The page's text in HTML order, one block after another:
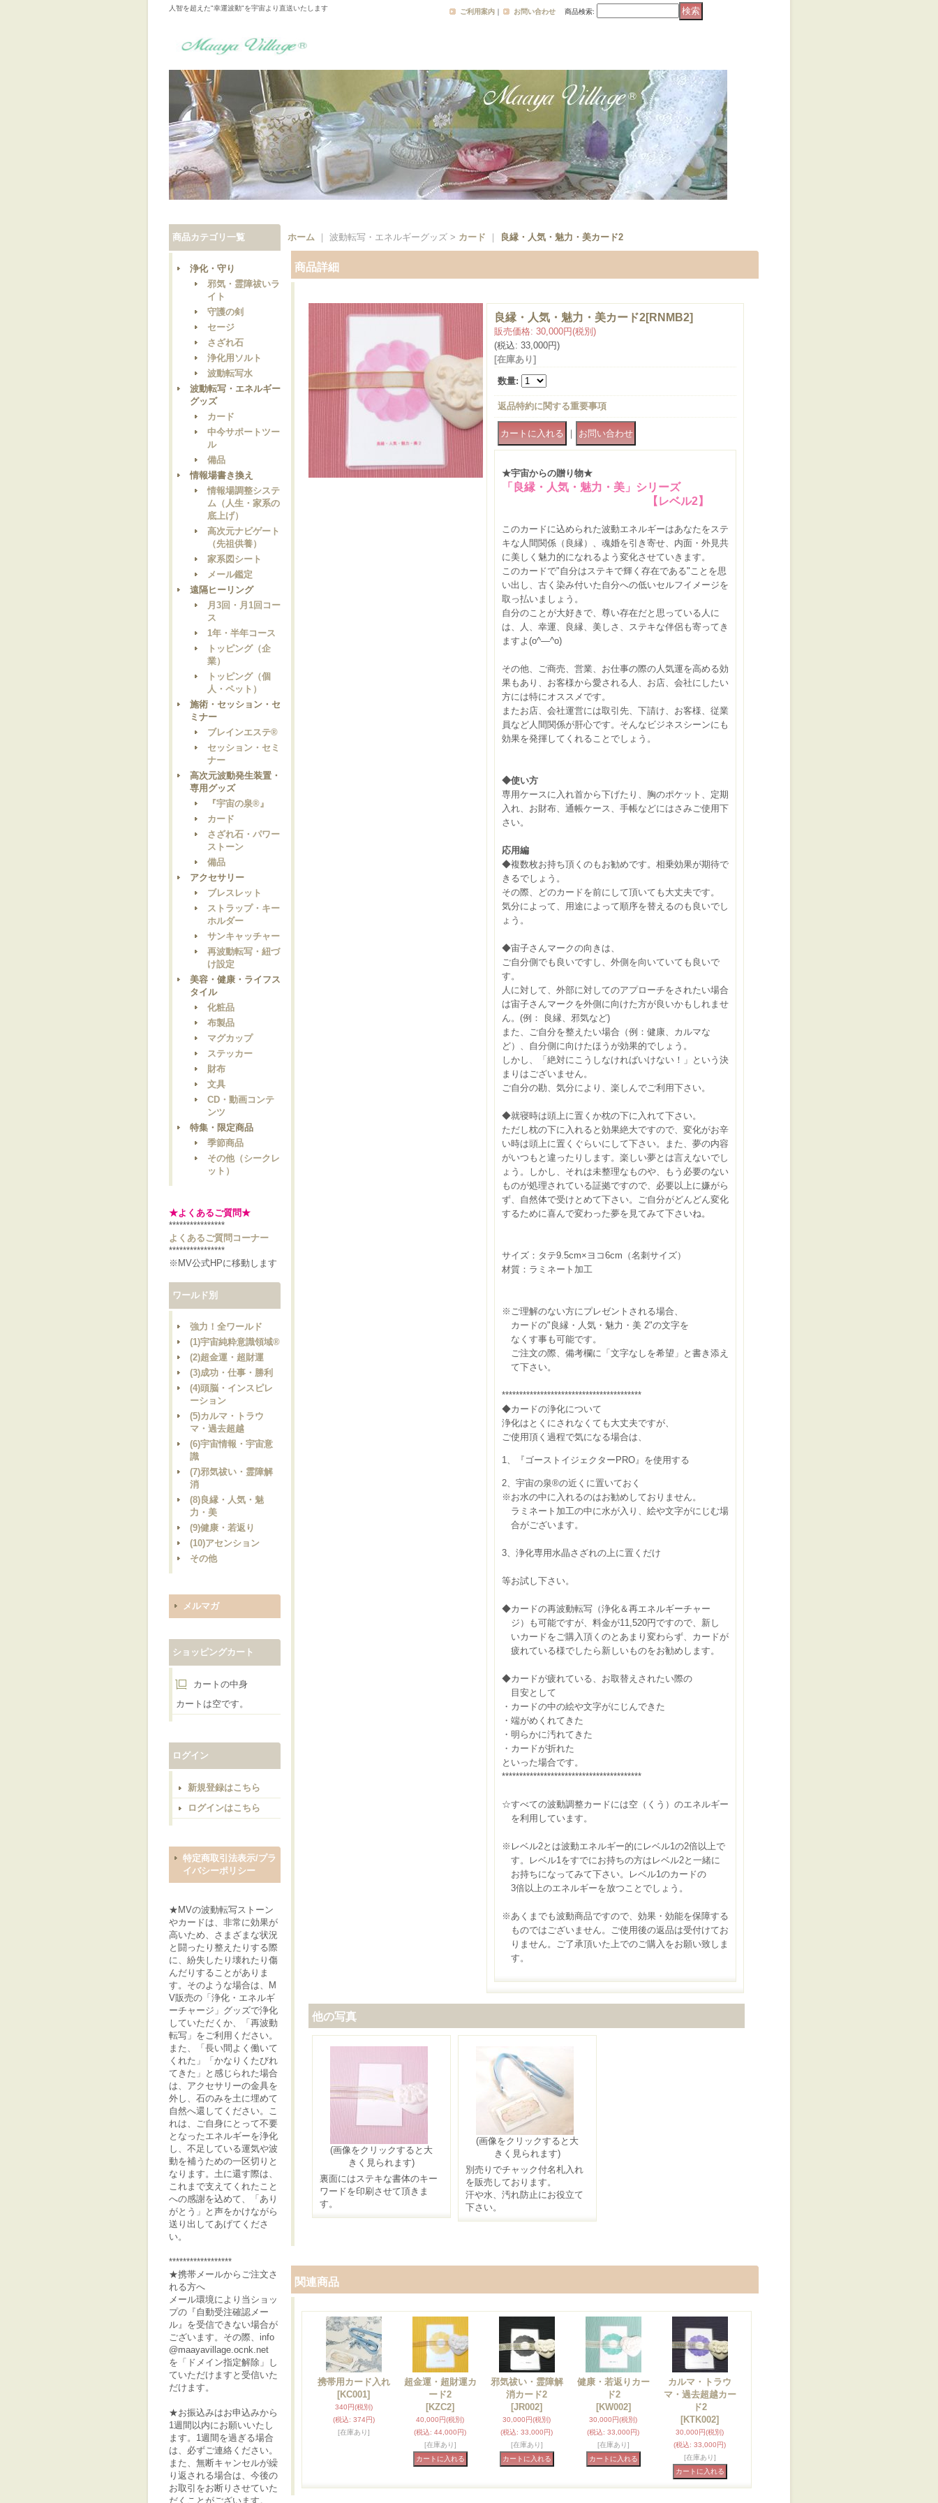
人智を超えた"幸運波動"を宇宙より直送いたします ご利用案内 ｜ お問い合わせ 商品検索:
商品カテゴリ一覧
浄化・守り
邪気・霊障祓いラ
イト
守護の剣
セージ
さざれ石
浄化用ソルト
波動転写水
波動転写・エネルギー
グッズ
カード
中今サポートツー
ル
備品
情報場書き換え
情報場調整システ
ム（人生・家系の
底上げ）
高次元ナビゲート
（先祖供養）
家系図シート
メール鑑定
遠隔ヒーリング
月3回・月1回コー
ス
1年・半年コース
トッピング（企
業）
トッピング（個
人・ペット）
施術・セッション・セ
ミナー
ブレインエステ®
セッション・セミ
ナー
高次元波動発生装置・
専用グッズ
『宇宙の泉®』
カード
さざれ石・パワー
ストーン
備品
アクセサリー
ブレスレット
ストラップ・キー
ホルダー
サンキャッチャー
再波動転写・紐づ
け設定
美容・健康・ライフス
タイル
化粧品
布製品
マグカップ
ステッカー
財布
文具
CD・動画コンテ
ンツ
特集・限定商品
季節商品
その他（シークレ
ット）
★よくあるご質問★
****************
よくあるご質問コーナー
****************
※MV公式HPに移動します
ワールド別
強力！全ワールド
(1)宇宙純粋意識領域®
(2)超金運・超財運
(3)成功・仕事・勝利
(4)頭脳・インスピレ
ーション
(5)カルマ・トラウ
マ・過去超越
(6)宇宙情報・宇宙意
識
(7)邪気祓い・霊障解
消
(8)良縁・人気・魅
力・美
(9)健康・若返り
(10)アセンション
その他
メルマガ
ショッピングカート
カートの中身
カートは空です。
ログイン
新規登録はこちら
ログインはこちら
特定商取引法表示/プラ
イバシーポリシー
★MVの波動転写ストーン
やカードは、非常に効果が
高いため、さまざまな状況
と闘ったり整えたりする際
に、紛失したり壊れたり傷
んだりすることがありま
す。そのような場合は、M
V販売の「浄化・エネルギ
ーチャージ」グッズで浄化
していただくか、「再波動
転写」をご利用ください。
また、「長い間よく働いて
くれた」「かなりくたびれ
てきた」と感じられた場合
は、アクセサリーの金具を
外し、石のみを土に埋めて
自然へ還してください。こ
れは、ご自身にとって不要
となったエネルギーを浄化
し、不足している運気や波
動を補うための一区切りと
なります。土に還す際は、
これまで支えてくれたこと
への感謝を込めて、「あり
がとう」と声をかけながら
送り出してあげてくださ
い。
******************
★携帯メールからご注文さ
れる方へ
メール環境により当ショッ
プの『自動受注確認メー
ル』を受信できない場合が
ございます。その際、info
@maayavillage.ocnk.net
を「ドメイン指定解除」し
ていただけますと受信いた
だけます。
★お振込みはお申込みから
1週間以内にお願いいたし
ます。1週間を過ぎる場合
は、必ずご連絡ください。
また、無断キャンセルが繰
り返される場合は、今後の
お取引をお断りさせていた
だくことがございます。
ホーム ｜ 波動転写・エネルギーグッズ > カード 良縁・人気・魅力・美カード2
商品詳細
良縁・人気・魅力・美カード2[RNMB2]
販売価格: 30,000円(税別)
(税込: 33,000円)
[在庫あり]
数量:
返品特約に関する重要事項
｜
★宇宙からの贈り物★
「良縁・人気・魅力・美」シリーズ
【レベル2】
このカードに込められた波動エネルギーはあなたをステ
キな人間関係（良縁）、魂婚を引き寄せ、内面・外見共
に美しく魅力的になれるよう変化させていきます。
このカードで"自分はステキで輝く存在である"ことを思
い出し、古く染み付いた自分への低いセルフイメージを
取っ払いましょう。
自分のことが大好きで、尊い存在だと思っている人に
は、人、幸運、良縁、美しさ、ステキな伴侶も寄ってき
ますよ(o^―^o)
その他、ご商売、営業、お仕事の際の人気運を高める効
果もあり、お客様から愛される人、お店、会社にしたい
方には特にオススメです。
またお店、会社運営には取引先、下請け、お客様、従業
員など人間関係が肝心です。そんなビジネスシーンにも
効果を発揮してくれることでしょう。
◆使い方
専用ケースに入れ首から下げたり、胸のポケット、定期
入れ、お財布、通帳ケース、手帳などにはさみご使用下
さい。
応用編
◆複数枚お持ち頂くのもお勧めです。相乗効果が期待で
きるでしょう。
その際、どのカードを前にして頂いても大丈夫です。
気分によって、用途によって順序を替えるのも良いでし
ょう。
◆宙子さんマークの向きは、
ご自分側でも良いですし、外側を向いていても良いで
す。
人に対して、外部に対してのアプローチをされたい場合
は宙子さんマークを外側に向けた方が良いかもしれませ
ん。(例： 良縁、邪気など)
また、ご自分を整えたい場合（例：健康、カルマな
ど）、自分側に向けたほうが効果的でしょう。
しかし、「絶対にこうしなければいけない！」という決
まりはございません。
ご自分の勘、気分により、楽しんでご利用下さい。
◆就寝時は頭上に置くか枕の下に入れて下さい。
ただし枕の下に入れると効果絶大ですので、変化がお辛
い時は頭上に置くぐらいにして下さい。また、夢の内容
がいつもと違ったりします。楽しい夢とは言えないでし
ょう。しかし、それは未整理なものや、もう必要のない
ものが処理されている証拠ですので、必要以上に嫌がら
ず、自然体で受けとめて下さい。ご自分がどんどん変化
するために喜んで変わった夢を見てみて下さいね。
サイズ：タテ9.5cm×ヨコ6cm（名刺サイズ）
材質：ラミネート加工
※ご理解のない方にプレゼントされる場合、
カードの"良縁・人気・魅力・美 2"の文字を
なくす事も可能です。
ご注文の際、備考欄に「文字なしを希望」と書き添え
て下さい。
****************************************
◆カードの浄化について
浄化はとくにされなくても大丈夫ですが、
ご使用頂く過程で気になる場合は、
1、『ゴーストイジェクターPRO』を使用する
2、宇宙の泉®の近くに置いておく
※お水の中に入れるのはお勧めしておりません。
ラミネート加工の中に水が入り、絵や文字がにじむ場
合がございます。
3、浄化専用水晶さざれの上に置くだけ
等お試し下さい。
◆カードの再波動転写（浄化＆再エネルギーチャー
ジ）も可能ですが、料金が11,520円ですので、新し
いカードをご購入頂くのとあまり変わらず、カードが
疲れている様でしたら新しいものをお勧めします。
◆カードが疲れている、お取替えされたい際の
目安として
・カードの中の絵や文字がにじんできた
・端がめくれてきた
・明らかに汚れてきた
・カードが折れた
といった場合です。
****************************************
☆すべての波動調整カードには空（くう）のエネルギー
を利用しています。
※レベル2とは波動エネルギー的にレベル1の2倍以上で
す。レベル1をすでにお持ちの方はレベル2と一緒に
お持ちになってみて下さい。レベル1のカードの
3倍以上のエネルギーを放つことでしょう。
※あくまでも波動商品ですので、効果・効能を保障する
ものではございません。ご使用後の返品は受付けてお
りません。ご了承頂いた上でのご購入をお願い致しま
す。
他の写真
(画像をクリックすると大
きく見られます)
裏面にはステキな書体のキー
ワードを印刷させて頂きま
す。
(画像をクリックすると大
きく見られます)
別売りでチャック付名札入れ
を販売しております。
汗や水、汚れ防止にお役立て
下さい。
関連商品
携帯用カード入れ
[KC001]
340円(税別)
(税込: 374円)
[在庫あり]
超金運・超財運カ
ード2
[KZC2]
40,000円(税別)
(税込: 44,000円)
[在庫あり]
邪気祓い・霊障解
消カード2
[JR002]
30,000円(税別)
(税込: 33,000円)
[在庫あり]
健康・若返りカー
ド2
[KW002]
30,000円(税別)
(税込: 33,000円)
[在庫あり]
カルマ・トラウ
マ・過去超越カー
ド2
[KTK002]
30,000円(税別)
(税込: 33,000円)
[在庫あり]